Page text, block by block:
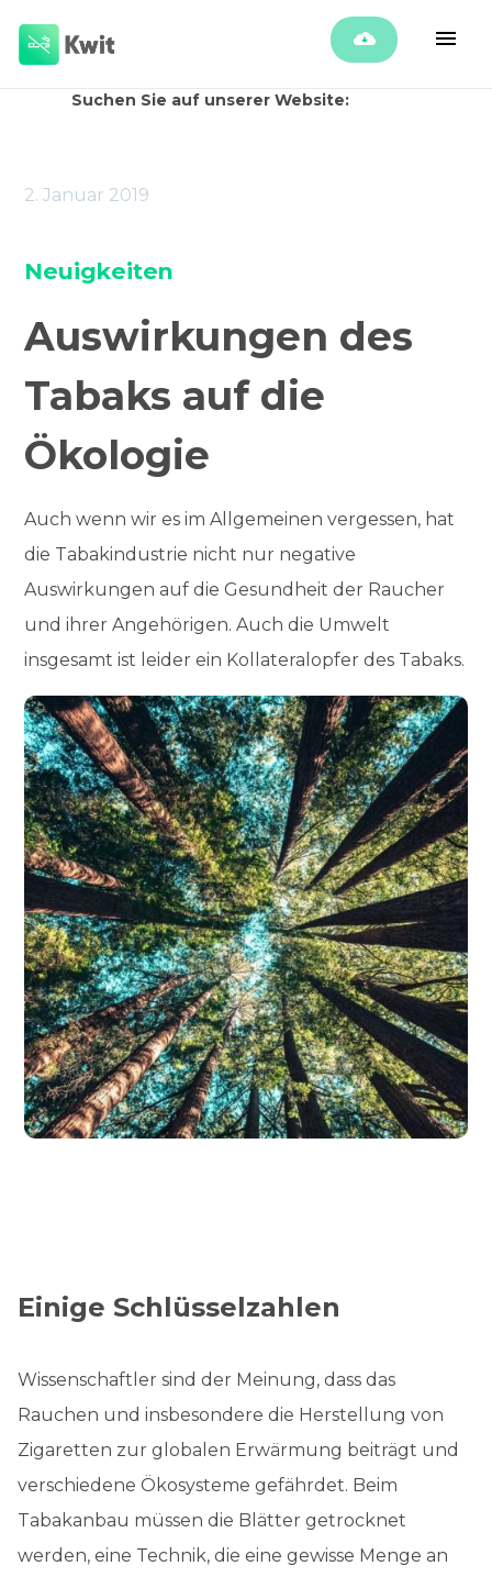
Suchen Sie auf unserer Website:
2. Januar 2019
Neuigkeiten
Auswirkungen des
Tabaks auf die
Ökologie
Auch wenn wir es im Allgemeinen vergessen, hat
die Tabakindustrie nicht nur negative
Auswirkungen auf die Gesundheit der Raucher
und ihrer Angehörigen. Auch die Umwelt
insgesamt ist leider ein Kollateralopfer des Tabaks.
Einige Schlüsselzahlen
Wissenschaftler sind der Meinung, dass das
Rauchen und insbesondere die Herstellung von
Zigaretten zur globalen Erwärmung beiträgt und
verschiedene Ökosysteme gefährdet. Beim
Tabakanbau müssen die Blätter getrocknet
werden, eine Technik, die eine gewisse Menge an